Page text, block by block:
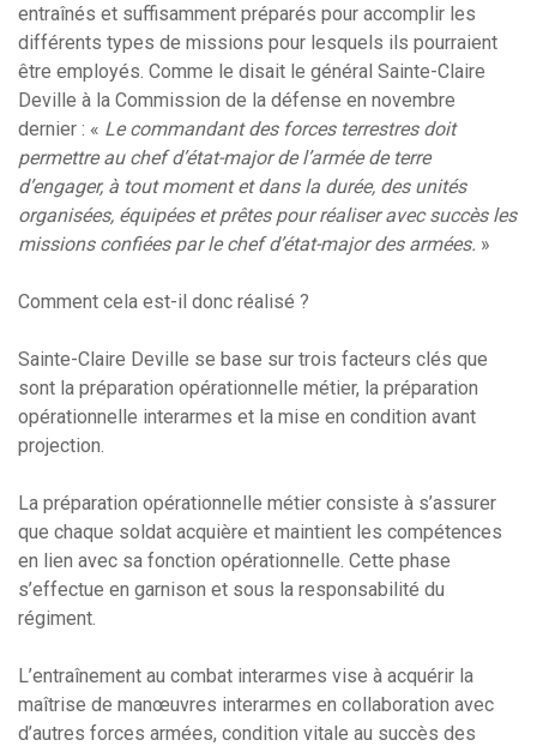
entraînés et suffisamment préparés pour accomplir les
différents types de missions pour lesquels ils pourraient
être employés. Comme le disait le général Sainte-Claire
Deville à la Commission de la défense en novembre
dernier : « Le commandant des forces terrestres doit
permettre au chef d’état-major de l’armée de terre
d’engager, à tout moment et dans la durée, des unités
organisées, équipées et prêtes pour réaliser avec succès les
missions confiées par le chef d’état-major des armées. »
Comment cela est-il donc réalisé ?
Sainte-Claire Deville se base sur trois facteurs clés que
sont la préparation opérationnelle métier, la préparation
opérationnelle interarmes et la mise en condition avant
projection.
La préparation opérationnelle métier consiste à s’assurer
que chaque soldat acquière et maintient les compétences
en lien avec sa fonction opérationnelle. Cette phase
s’effectue en garnison et sous la responsabilité du
régiment.
L’entraînement au combat interarmes vise à acquérir la
maîtrise de manœuvres interarmes en collaboration avec
d’autres forces armées, condition vitale au succès des